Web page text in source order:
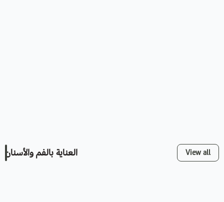
العناية بالفم والأسنان View all